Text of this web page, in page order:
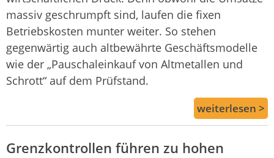
massiv geschrumpft sind, laufen die fixen
Betriebskosten munter weiter. So stehen
gegenwärtig auch altbewährte Geschäftsmodelle
wie der „Pauschaleinkauf von Altmetallen und
Schrott“ auf dem Prüfstand.
weiterlesen >
Grenzkontrollen führen zu hohen